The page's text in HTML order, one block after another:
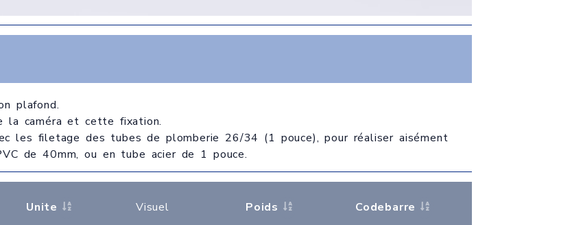
plafond.
la caméra et cette fixation.
les filetage des tubes de plomberie 26/34 (1 pouce), pour réaliser aisément
de 40mm, ou en tube acier de 1 pouce.
Unite Visuel Poids Codebarre